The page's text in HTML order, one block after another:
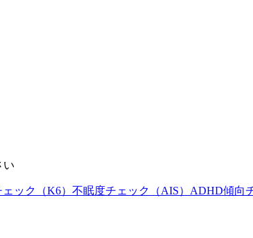
い
ック（K6） 不眠度チェック（AIS） ADHD傾向